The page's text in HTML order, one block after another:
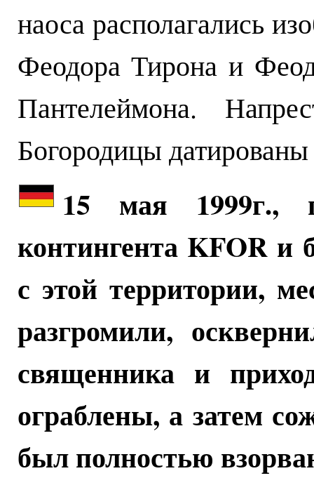
наоса располагались
Феодора Тирона и
Пантелеймона.
Богородицы
15 мая 1999г.,
контингента KFOR и
с этой территории,
разгромили,
священника и
ограблены, а затем
был полностью